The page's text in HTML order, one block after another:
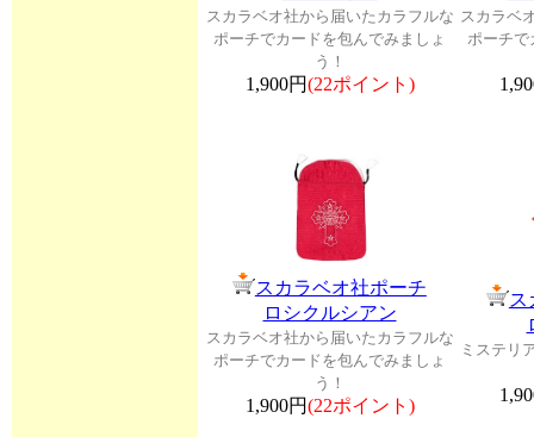
スカラベオ社から届いたカラフルな
ポーチでカードを包んでみましょ
う！
1,900円(22ポイント)
スカラベ
ポーチで
スカラベオ社ポーチ
ロシクルシアン
スカラベオ社から届いたカラフルな
ポーチでカードを包んでみましょ
う！
1,900円(22ポイント)
ス
ミステリ